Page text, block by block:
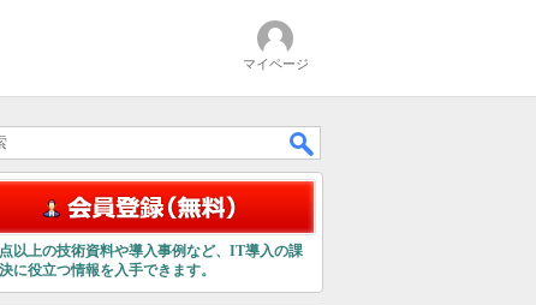
マイページ
以上の技術資料や導入事例など、IT導入の課
に役立つ情報を入手できます。